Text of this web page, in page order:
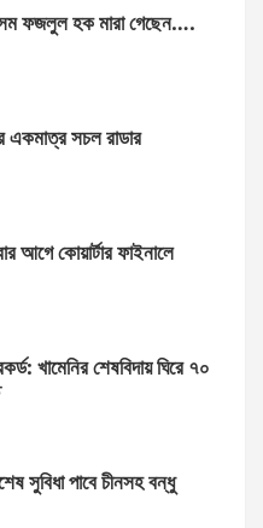
ফজলুল হক মারা গেছেন….
একমাত্র সচল রাডার
আগে কোয়ার্টার ফাইনালে
খামেনির শেষবিদায় ঘিরে ৭০
সুবিধা পাবে চীনসহ বন্ধু